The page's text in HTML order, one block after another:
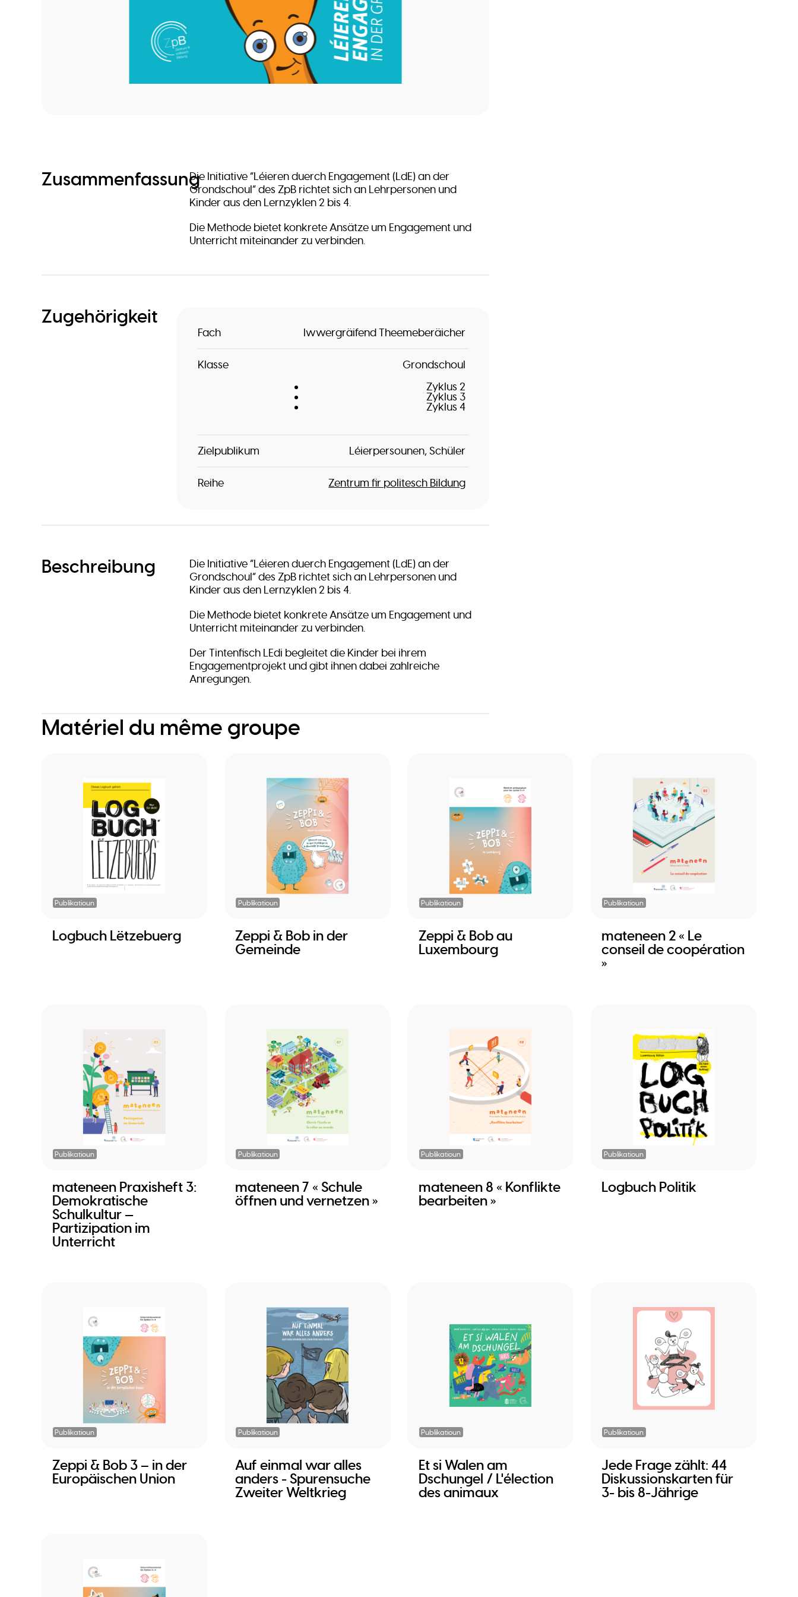
ZusammenfassungDie Initiative “Léieren duerch Engagement (LdE) an der
Grondschoul” des ZpB richtet sich an Lehrpersonen und
Kinder aus den Lernzyklen 2 bis 4.
Die Methode bietet konkrete Ansätze um Engagement und
Unterricht miteinander zu verbinden.
Zugehörigkeit
Fach Iwwergräifend Theemeberäicher
Klasse
Grondschoul
Zyklus 2
Zyklus 3
Zyklus 4
Zielpublikum Léierpersounen Schüler
Reihe Zentrum fir politesch Bildung
Beschreibung
Die Initiative “Léieren duerch Engagement (LdE) an der
Grondschoul” des ZpB richtet sich an Lehrpersonen und
Kinder aus den Lernzyklen 2 bis 4.
Die Methode bietet konkrete Ansätze um Engagement und
Unterricht miteinander zu verbinden.
Der Tintenfisch LEdi begleitet die Kinder bei ihrem
Engagementprojekt und gibt ihnen dabei zahlreiche
Anregungen.
Matériel du même groupe
Publikatioun
Logbuch Lëtzebuerg
Publikatioun
Zeppi & Bob in der
Gemeinde
Publikatioun
Zeppi & Bob au
Luxembourg
Publikatioun
mateneen 2 « Le
conseil de coopération
»
Publikatioun
mateneen Praxisheft 3:
Demokratische
Schulkultur —
Partizipation im
Unterricht
Publikatioun
mateneen 7 « Schule
öffnen und vernetzen »
Publikatioun
mateneen 8 « Konflikte
bearbeiten »
Publikatioun
Logbuch Politik
Publikatioun
Zeppi & Bob 3 – in der
Europäischen Union
Publikatioun
Auf einmal war alles
anders - Spurensuche
Zweiter Weltkrieg
Publikatioun
Et si Walen am
Dschungel / L'élection
des animaux
Publikatioun
Jede Frage zählt: 44
Diskussionskarten für
3- bis 8-Jährige